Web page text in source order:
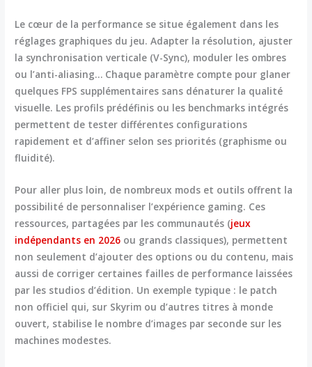
Le cœur de la performance se situe également dans les
réglages graphiques du jeu. Adapter la résolution, ajuster
la synchronisation verticale (V-Sync), moduler les ombres
ou l’anti-aliasing… Chaque paramètre compte pour glaner
quelques FPS supplémentaires sans dénaturer la qualité
visuelle. Les profils prédéfinis ou les benchmarks intégrés
permettent de tester différentes configurations
rapidement et d’affiner selon ses priorités (graphisme ou
fluidité).
Pour aller plus loin, de nombreux mods et outils offrent la
possibilité de personnaliser l’expérience gaming. Ces
ressources, partagées par les communautés (jeux
indépendants en 2026 ou grands classiques), permettent
non seulement d’ajouter des options ou du contenu, mais
aussi de corriger certaines failles de performance laissées
par les studios d’édition. Un exemple typique : le patch
non officiel qui, sur Skyrim ou d’autres titres à monde
ouvert, stabilise le nombre d’images par seconde sur les
machines modestes.